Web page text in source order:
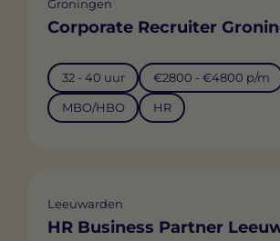
Groningen
Corporate Recruiter
32 - 40 uur €2800 - €4800 p/m
MBO/HBO HR
Leeuwarden
HR Business Partner